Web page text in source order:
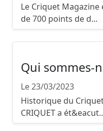
Le Criquet
de 700 points de d...
Qui sommes-
Le 23/03/2023
Historique du
CRIQUET a